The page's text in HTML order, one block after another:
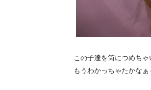
この子達を筒につめち
もうわかっちゃたかなぁ